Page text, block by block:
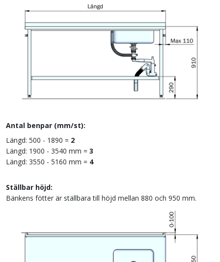
Antal benpar (mm/st):
Längd: 500 - 1890 = 2
Längd: 1900 - 3540 mm = 3
Längd: 3550 - 5160 mm = 4
Ställbar höjd:
Bänkens fötter är ställbara till höjd mellan 880 och 950 mm.